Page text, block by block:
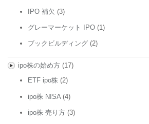
IPO 補欠 (3)
グレーマーケット IPO (1)
ブックビルディング (2)
ipo株の始め方(17)
ETF ipo株 (2)
ipo株 NISA (4)
ipo株 売り方 (3)